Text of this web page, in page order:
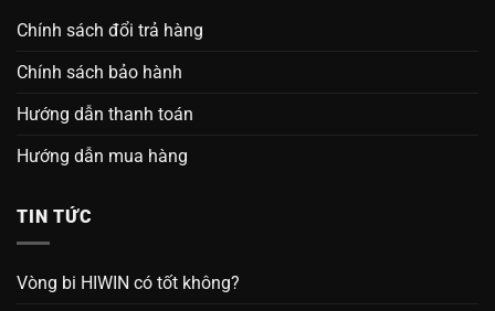
Chính sách đổi trả hàng
Chính sách bảo hành
Hướng dẫn thanh toán
Hướng dẫn mua hàng
TIN TỨC
Vòng bi HIWIN có tốt không?